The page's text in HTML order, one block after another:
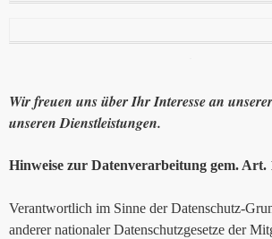
Wir freuen uns über Ihr Interesse an
unseren Dienstleistungen.
Hinweise zur Datenverarbeitung gem. Art.
Verantwortlich im Sinne der Datenschutz-
anderer nationaler Datenschutzgesetze der